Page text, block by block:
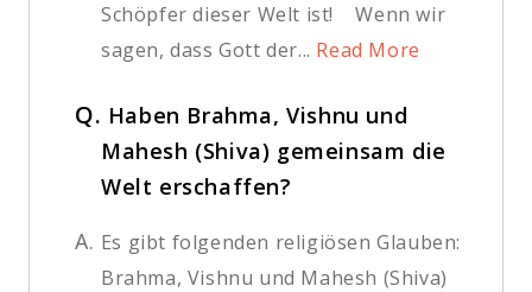
Schöpfer dieser Welt ist! Wenn wir
sagen, dass Gott der... Read More
Q. Haben Brahma, Vishnu und
Mahesh (Shiva) gemeinsam die
Welt erschaffen?
A. Es gibt folgenden religiösen Glauben:
Brahma, Vishnu und Mahesh (Shiva)